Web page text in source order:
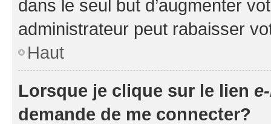
dans le seul but d’augmenter
administrateur peut rabaisser
Haut
Lorsque je clique sur le lien
demande de me connecter?